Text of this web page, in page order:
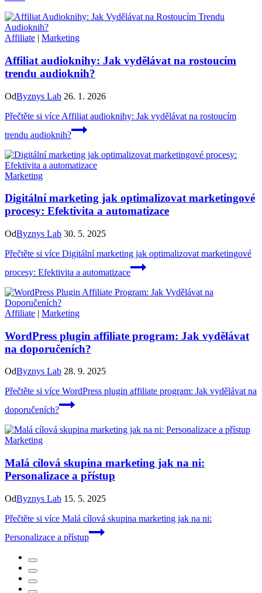
Affiliate | Marketing
Affiliat audioknihy: Jak vydělávat na rostoucím
trendu audioknih?
OdByznys Lab 26. 1. 2026
Přečtěte si více Affiliat audioknihy: Jak vydělávat na rostoucím
trendu audioknih?
Marketing
Digitální marketing jak optimalizovat marketingové
procesy: Efektivita a automatizace
OdByznys Lab 30. 5. 2025
Přečtěte si více Digitální marketing jak optimalizovat marketingové
procesy: Efektivita a automatizace
Affiliate | Marketing
WordPress plugin affiliate program: Jak vydělávat
na doporučeních?
OdByznys Lab 28. 9. 2025
Přečtěte si více WordPress plugin affiliate program: Jak vydělávat na
doporučeních?
Marketing
Malá cílová skupina marketing jak na ni:
Personalizace a přístup
OdByznys Lab 15. 5. 2025
Přečtěte si více Malá cílová skupina marketing jak na ni:
Personalizace a přístup